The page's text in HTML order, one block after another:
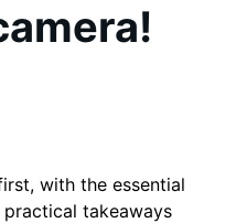
with the essential
takeaways